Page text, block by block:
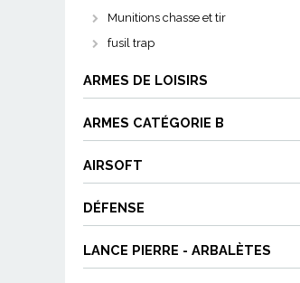
Munitions chasse et tir
fusil trap
ARMES DE LOISIRS
ARMES CATÉGORIE B
AIRSOFT
DÉFENSE
LANCE PIERRE - ARBALÈTES